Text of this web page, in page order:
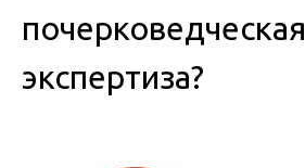
почерковедческая
экспертиза?